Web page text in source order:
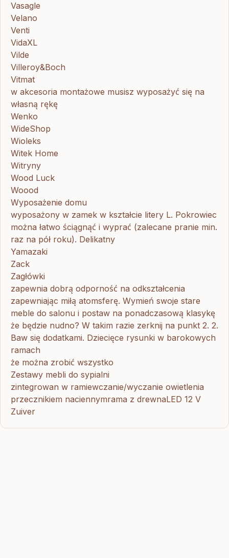
Vasagle
Velano
Venti
VidaXL
Vilde
Villeroy&Boch
Vitmat
w akcesoria montażowe musisz wyposażyć się na
własną rękę
Wenko
WideShop
Wioleks
Witek Home
Witryny
Wood Luck
Woood
Wyposażenie domu
wyposażony w zamek w kształcie litery L. Pokrowiec
można łatwo ściągnąć i wyprać (zalecane pranie min.
raz na pół roku). Delikatny
Yamazaki
Zack
Zagłówki
zapewnia dobrą odporność na odkształcenia
zapewniając miłą atomsferę. Wymień swoje stare
meble do salonu i postaw na ponadczasową klasykę
że będzie nudno? W takim razie zerknij na punkt 2. 2.
Baw się dodatkami. Dziecięce rysunki w barokowych
ramach
że można zrobić wszystko
Zestawy mebli do sypialni
zintegrowan w ramiewczanie/wyczanie owietlenia
przecznikiem naciennymrama z drewnaLED 12 V
Zuiver